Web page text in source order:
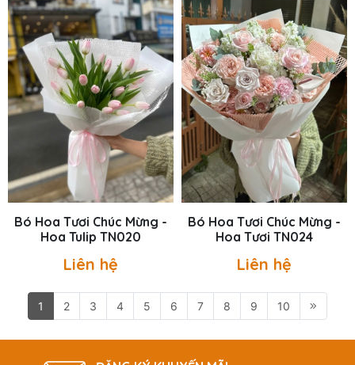
Bó Hoa Tươi Chúc Mừng -
Hoa Tulip TN020
Liên hệ
Bó Hoa Tươi Chúc Mừng -
Hoa Tươi TN024
Liên hệ
1 2 3 4 5 6 7 8 9 10